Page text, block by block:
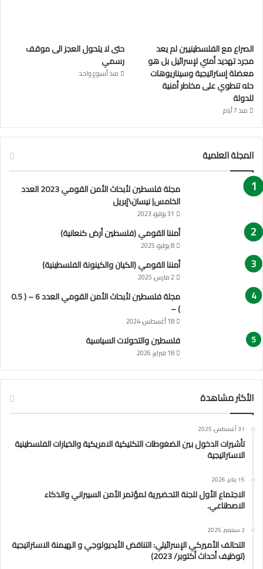
الصراع مع الفلسطينيين لم يعد
مجرد تهديد أمني لإسرائيل بل هو
معضلة إستراتيجية وسيناريوهات
حله تنطوي على مخاطر أمنية
للدولة
منذ 7 أيام
حتى لا يتحول العجز الى موقف
رسمي
منذ أسبوع واحد
المجلة العلمية
مجلة فلسطين لأبحاث الأمن القومي 2023 العدد
الخامس| نيسان\إبريل
31 يوليو، 2023
أمننا القومي (فلسطين أرض كنعانية)
8 يوليو، 2025
أمننا القومي (الكيان والكينونة الفلسطينية)
2 مارس، 2025
مجلة فلسطين لأبحاث الأمن القومي العدد 6 – ( 0.5
) –
18 أغسطس، 2024
فلسطين والتحولات السياسية
18 فبراير، 2026
الأكثر مشاهدة
31 أغسطس، 2025
تأشيرات الدخول بين الضغوطات التكتيكية الامريكية والخيارات الفلسطينية
الاستراتيجية
15 يناير، 2026
الاجتماع الأول للجنة التحضيرية لمؤتمر الأمن السيبراني والذكاء
الاصطناعي.
2 سبتمبر، 2025
التحالف الأميركي الإسرائيلي: التناقض الأيديولوجي و الهيمنة الاستراتيجية
(توظيف أحداث أكتوبر/ 2023)